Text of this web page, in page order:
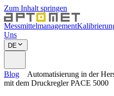
Zum Inhalt springen
Messmittelmanagement
Uns
DE
Blog
Automatisierung in der
mit dem Druckregler PACE 5000